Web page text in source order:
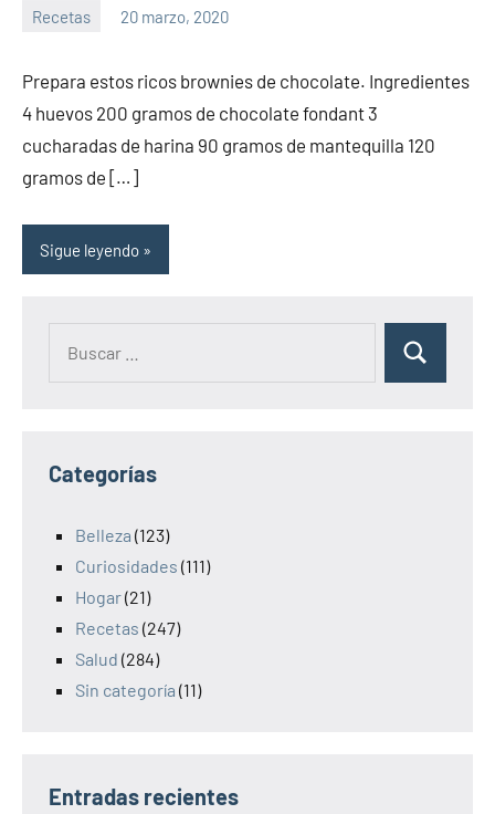
Recetas 20 marzo, 2020
la
salud
comentarios
Prepara estos ricos brownies de chocolate. Ingredientes
4 huevos 200 gramos de chocolate fondant 3
cucharadas de harina 90 gramos de mantequilla 120
gramos de […]
Sigue leyendo
Categorías
Belleza (123)
Curiosidades (111)
Hogar(21)
Recetas (247)
Salud (284)
Sin categoría (11)
Entradas recientes